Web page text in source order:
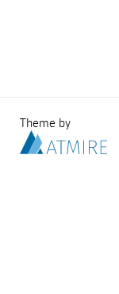
Theme by